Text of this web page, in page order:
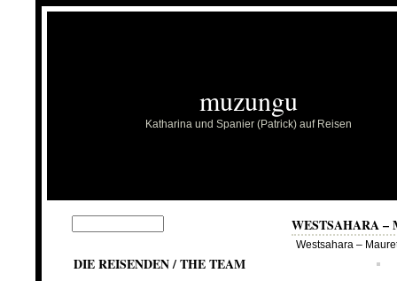
muzungu
Katharina und Spanier (Patrick) auf Reisen
DIE REISENDEN / THE TEAM
WESTSAHARA –
Westsahara –